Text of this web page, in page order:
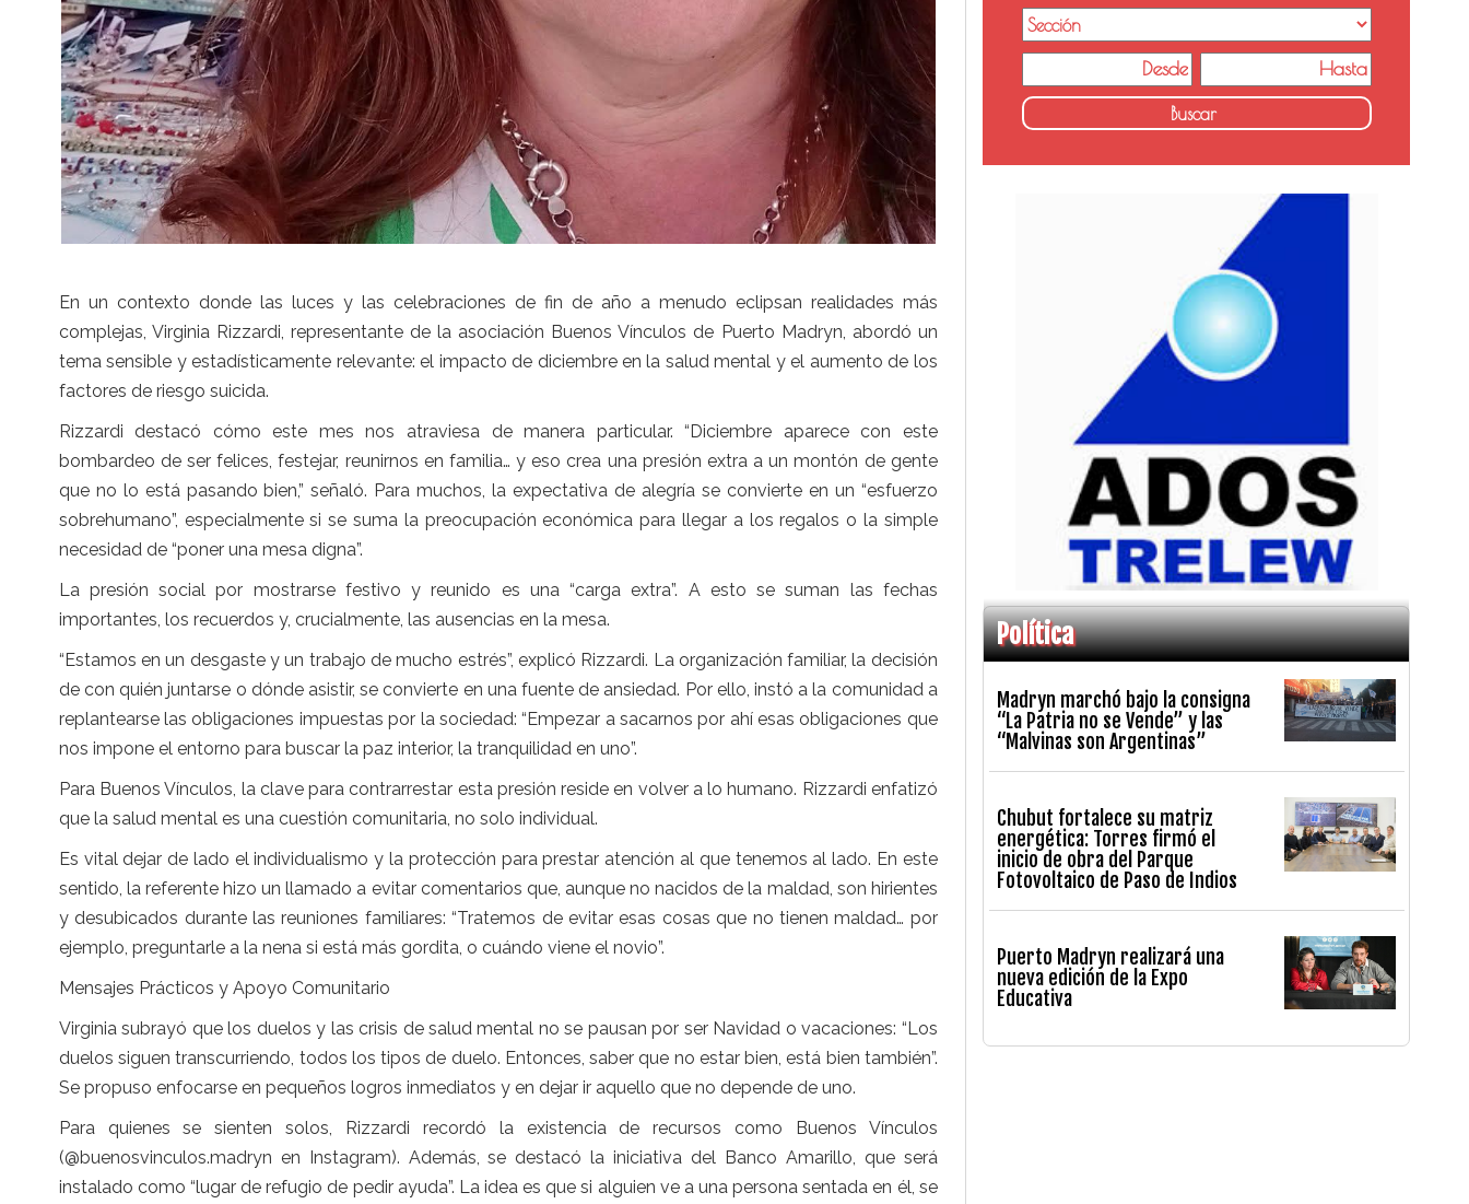
En un contexto donde las luces y las celebraciones de fin de año a menudo eclipsan realidades más
complejas, Virginia Rizzardi, representante de la asociación Buenos Vínculos de Puerto Madryn, abordó un
tema sensible y estadísticamente relevante: el impacto de diciembre en la salud mental y el aumento de los
factores de riesgo suicida.
Rizzardi destacó cómo este mes nos atraviesa de manera particular. “Diciembre aparece con este
bombardeo de ser felices, festejar, reunirnos en familia… y eso crea una presión extra a un montón de gente
que no lo está pasando bien,” señaló. Para muchos, la expectativa de alegría se convierte en un “esfuerzo
sobrehumano”, especialmente si se suma la preocupación económica para llegar a los regalos o la simple
necesidad de “poner una mesa digna”.
La presión social por mostrarse festivo y reunido es una “carga extra”. A esto se suman las fechas
importantes, los recuerdos y, crucialmente, las ausencias en la mesa.
“Estamos en un desgaste y un trabajo de mucho estrés”, explicó Rizzardi. La organización familiar, la decisión
de con quién juntarse o dónde asistir, se convierte en una fuente de ansiedad. Por ello, instó a la comunidad a
replantearse las obligaciones impuestas por la sociedad: “Empezar a sacarnos por ahí esas obligaciones que
nos impone el entorno para buscar la paz interior, la tranquilidad en uno”.
Para Buenos Vínculos, la clave para contrarrestar esta presión reside en volver a lo humano. Rizzardi enfatizó
que la salud mental es una cuestión comunitaria, no solo individual.
Es vital dejar de lado el individualismo y la protección para prestar atención al que tenemos al lado. En este
sentido, la referente hizo un llamado a evitar comentarios que, aunque no nacidos de la maldad, son hirientes
y desubicados durante las reuniones familiares: “Tratemos de evitar esas cosas que no tienen maldad… por
ejemplo, preguntarle a la nena si está más gordita, o cuándo viene el novio”.
Mensajes Prácticos y Apoyo Comunitario
Virginia subrayó que los duelos y las crisis de salud mental no se pausan por ser Navidad o vacaciones: “Los
duelos siguen transcurriendo, todos los tipos de duelo. Entonces, saber que no estar bien, está bien también”.
Se propuso enfocarse en pequeños logros inmediatos y en dejar ir aquello que no depende de uno.
Para quienes se sienten solos, Rizzardi recordó la existencia de recursos como Buenos Vínculos
(@buenosvinculos.madryn en Instagram). Además, se destacó la iniciativa del Banco Amarillo, que será
instalado como “lugar de refugio de pedir ayuda”. La idea es que si alguien ve a una persona sentada en él, se
Política
Madryn marchó bajo la consigna
“La Patria no se Vende” y las
“Malvinas son Argentinas”
Chubut fortalece su matriz
energética: Torres firmó el
inicio de obra del Parque
Fotovoltaico de Paso de Indios
Puerto Madryn realizará una
nueva edición de la Expo
Educativa